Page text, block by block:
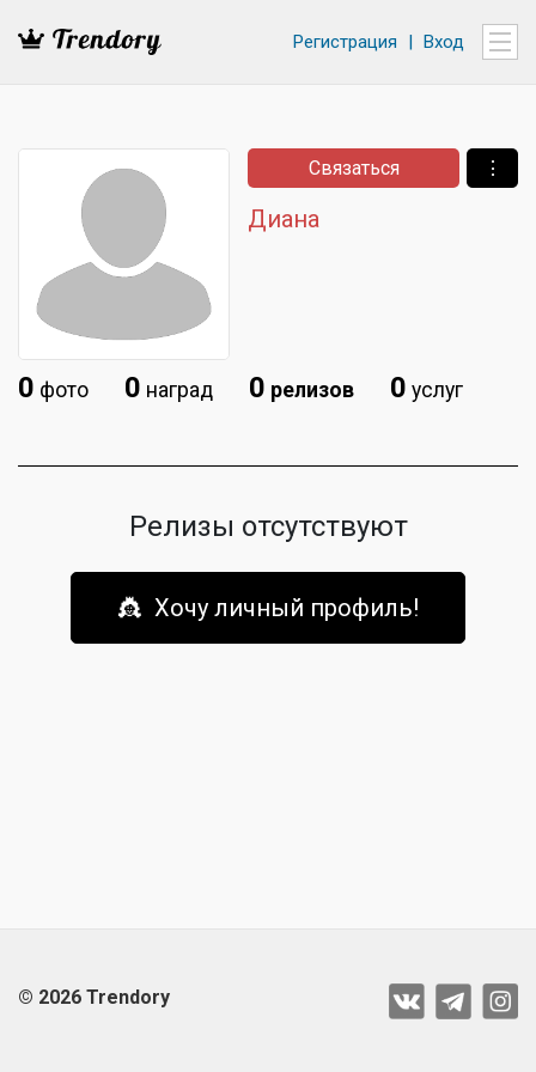
Регистрация | Вход
Диана
Связаться ⋮
0 фото 0 наград 0 релизов 0 услуг
Релизы отсутствуют
👸 Хочу личный профиль!
© 2026 Trendory